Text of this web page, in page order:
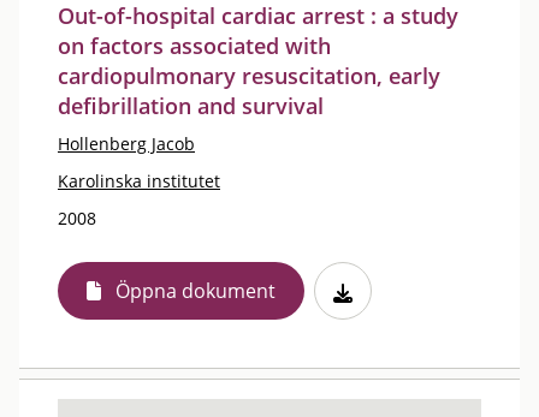
Out-of-hospital cardiac arrest : a study
on factors associated with
cardiopulmonary resuscitation, early
defibrillation and survival
Hollenberg Jacob
Karolinska institutet
2008
Öppna dokument